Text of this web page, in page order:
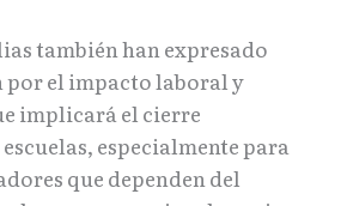
también han expresado
el impacto laboral y
implicará el cierre
especialmente para
que dependen del